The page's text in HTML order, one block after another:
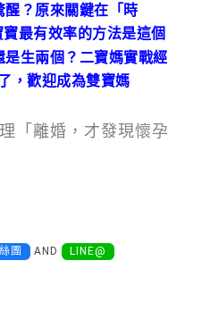
？原來關鍵在「時
最有效率的方法是這個
生兩個？二寶媽實戰經
，歡迎成為雙寶媽
「離婚，才發現懷孕
團 AND LINE@